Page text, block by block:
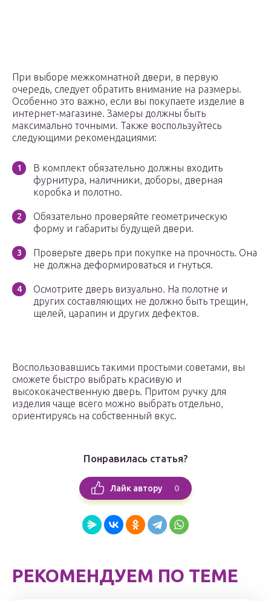
При выборе межкомнатной двери, в первую
очередь, следует обратить внимание на размеры.
Особенно это важно, если вы покупаете изделие в
интернет-магазине. Замеры должны быть
максимально точными. Также воспользуйтесь
следующими рекомендациями:
В комплект обязательно должны входить
фурнитура, наличники, доборы, дверная
коробка и полотно.
Обязательно проверяйте геометрическую
форму и габариты будущей двери.
Проверьте дверь при покупке на прочность. Она
не должна деформироваться и гнуться.
Осмотрите дверь визуально. На полотне и
других составляющих не должно быть трещин,
щелей, царапин и других дефектов.
Воспользовавшись такими простыми советами, вы
сможете быстро выбрать красивую и
высококачественную дверь. Притом ручку для
изделия чаще всего можно выбрать отдельно,
ориентируясь на собственный вкус.
Понравилась статья?
Лайк автору 0
РЕКОМЕНДУЕМ ПО ТЕМЕ